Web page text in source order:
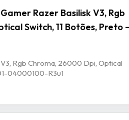
Razer Basilisk V3, Rgb
Switch, 11 Botões, Preto –
Rgb Chroma, 26000 Dpi, Optical
04000100-R3u1